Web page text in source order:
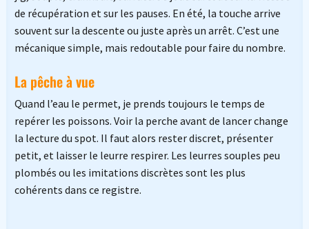
de récupération et sur les pauses. En été, la touche arrive
souvent sur la descente ou juste après un arrêt. C’est une
mécanique simple, mais redoutable pour faire du nombre.
La pêche à vue
Quand l’eau le permet, je prends toujours le temps de
repérer les poissons. Voir la perche avant de lancer change
la lecture du spot. Il faut alors rester discret, présenter
petit, et laisser le leurre respirer. Les leurres souples peu
plombés ou les imitations discrètes sont les plus
cohérents dans ce registre.